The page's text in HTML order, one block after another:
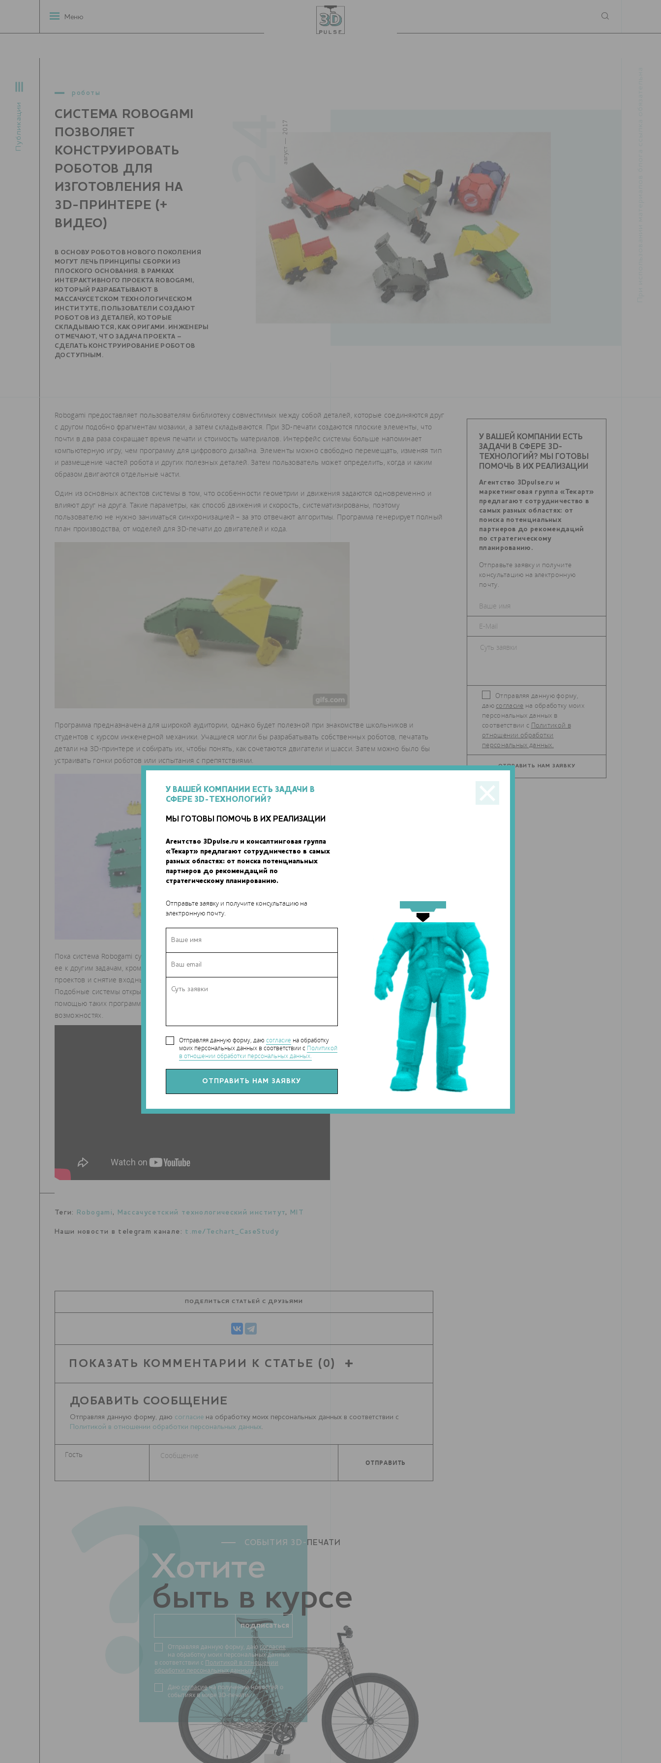
У ВАШЕЙ КОМПАНИИ ЕСТЬ ЗАДАЧИ В
СФЕРЕ 3D-ТЕХНОЛОГИЙ?
МЫ ГОТОВЫ ПОМОЧЬ В ИХ РЕАЛИЗАЦИИ
Агентство 3Dpulse.ru и консалтинговая группа
«Текарт» предлагают сотрудничество в самых
разных областях: от поиска потенциальных
партнеров до рекомендаций по
стратегическому планированию.
Отправьте заявку и получите консультацию на
электронную почту.
Отправляя данную форму, даю согласие на обработку
моих персональных данных в соответствии с Политикой
в отношении обработки персональных данных.
Публикации
Меню
роботы
СИСТЕМА ROBOGAMI
ПОЗВОЛЯЕТ
КОНСТРУИРОВАТЬ
РОБОТОВ ДЛЯ
ИЗГОТОВЛЕНИЯ НА
3D-ПРИНТЕРЕ (+
ВИДЕО)
В ОСНОВУ РОБОТОВ НОВОГО ПОКОЛЕНИЯ
МОГУТ ЛЕЧЬ ПРИНЦИПЫ СБОРКИ ИЗ
ПЛОСКОГО ОСНОВАНИЯ. В РАМКАХ
ИНТЕРАКТИВНОГО ПРОЕКТА ROBOGAMI,
КОТОРЫЙ РАЗРАБАТЫВАЮТ В
МАССАЧУСЕТСКОМ ТЕХНОЛОГИЧЕСКОМ
ИНСТИТУТЕ, ПОЛЬЗОВАТЕЛИ СОЗДАЮТ
РОБОТОВ ИЗ ДЕТАЛЕЙ, КОТОРЫЕ
СКЛАДЫВАЮТСЯ, КАК ОРИГАМИ. ИНЖЕНЕРЫ
ОТМЕЧАЮТ, ЧТО ЗАДАЧА ПРОЕКТА –
СДЕЛАТЬ КОНСТРУИРОВАНИЕ РОБОТОВ
ДОСТУПНЫМ.
24
август — 2017
Robogami предоставляет пользователям библиотеку совместимых между собой деталей, которые соединяются друг
с другом подобно фрагментам мозаики, а затем складываются. При 3D-печати создаются плоские элементы, что
почти в два раза сокращает время печати и стоимость материалов. Интерфейс системы больше напоминает
компьютерную игру, чем программу для цифрового дизайна. Элементы можно свободно перемещать, изменяя тип
и размещение частей робота и других полезных деталей. Затем пользователь может определить, когда и каким
образом двигаются отдельные части.
Один из основных аспектов системы в том, что особенности геометрии и движения задаются одновременно и
влияют друг на друга. Такие параметры, как способ движения и скорость, систематизированы, поэтому
пользователю не нужно заниматься синхронизацией – за это отвечают алгоритмы. Программа генерирует полный
план производства, от моделей для 3D-печати до двигателей и кода.
Программа предназначена для широкой аудитории, однако будет полезной при знакомстве школьников и
студентов с курсом инженерной механики. Учащиеся могли бы разрабатывать собственных роботов, печатать
детали на 3D-принтере и собирать их, чтобы понять, как сочетаются двигатели и шасси. Затем можно было бы
устраивать гонки роботов или испытания с препятствиями.
Пока система Robogami существует только как часть исследовательской работы, но цель авторов – приспособить
ее к другим задачам, кроме создания подвижных роботов. Ученые отмечают, что упрощение дизайна сложных
проектов и снятие входных барьеров для обычных пользователей – это чрезвычайно интересная задача.
Подобные системы открывают новые подходы к обучению вычислительному и творческому мышлению. С
помощью таких программ можно не только научиться создавать роботов, но и воплотить смелые идеи об их
возможностях.
Теги: Robogami , Массачусетский технологический институт, MIT
Наши новости в telegram канале: t.me/Techart_CaseStudy
ПОДЕЛИТЬСЯ СТАТЬЕЙ С ДРУЗЬЯМИ
ПОКАЗАТЬ КОММЕНТАРИИ К СТАТЬЕ (0)
ДОБАВИТЬ СООБЩЕНИЕ
Отправляя данную форму, даю согласие на обработку моих персональных данных в соответствии с
Политикой в отношении обработки персональных данных.
?
Хотите
быть в курсе
СОБЫТИЯ 3D- ПЕЧАТИ
Отправляя данную форму, даюсогласие
на обработку моих персональных данных
в соответствии с Политикой в отношении
обработки персональных данных.
Даю согласиена получение новостей о
событиях в мире 3D-печати.
У ВАШЕЙ КОМПАНИИ ЕСТЬ
ЗАДАЧИ В СФЕРЕ 3D-
ТЕХНОЛОГИЙ? МЫ ГОТОВЫ
ПОМОЧЬ В ИХ РЕАЛИЗАЦИИ
Агентство 3Dpulse.ru и
маркетинговая группа «Текарт»
предлагают сотрудничество в
самых разных областях: от
поиска потенциальных
партнеров до рекомендаций
по стратегическому
планированию.
Отправьте заявку и получите
консультацию на электронную
почту.
Отправляя данную форму,
даю согласие
персональных данных в
соответствии с Политикой в
отношении обработки
персональных данных.